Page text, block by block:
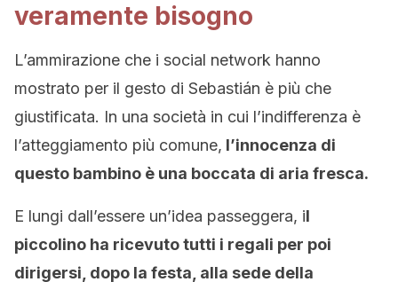
veramente bisogno
L’ammirazione che i social network hanno
mostrato per il gesto di Sebastián è più che
giustificata. In una società in cui l’indifferenza è
l’atteggiamento più comune, l’innocenza di
questo bambino è una boccata di aria fresca.
E lungi dall’essere un’idea passeggera, il
piccolino ha ricevuto tutti i regali per poi
dirigersi, dopo la festa, alla sede della